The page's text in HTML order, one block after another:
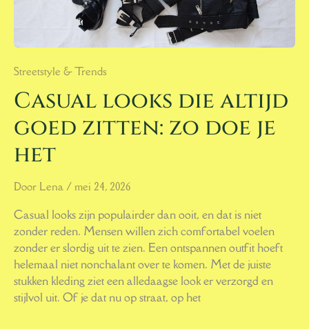
Streetstyle & Trends
Casual looks die altijd
goed zitten: zo doe je
het
Door Lena / mei 24, 2026
Casual looks zijn populairder dan ooit, en dat is niet
zonder reden. Mensen willen zich comfortabel voelen
zonder er slordig uit te zien. Een ontspannen outfit hoeft
helemaal niet nonchalant over te komen. Met de juiste
stukken kleding ziet een alledaagse look er verzorgd en
stijlvol uit. Of je dat nu op straat, op het